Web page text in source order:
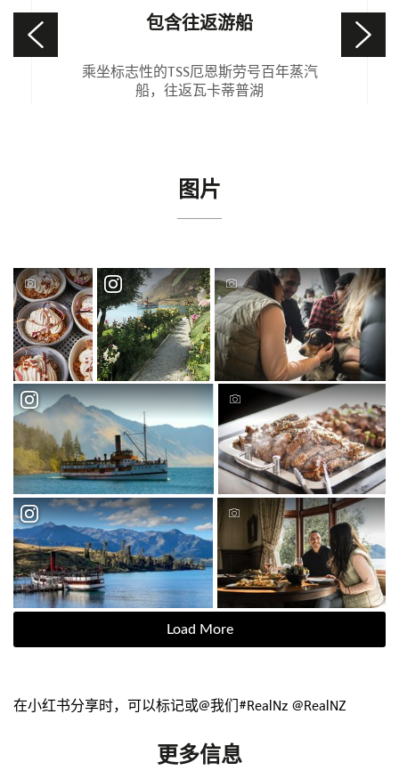
包含往返游船
乘坐标志性的TSS厄恩斯劳号百年蒸汽
船，往返瓦卡蒂普湖
图片
Load More
在小红书分享时，可以标记或@我们#RealNz @RealNZ
更多信息